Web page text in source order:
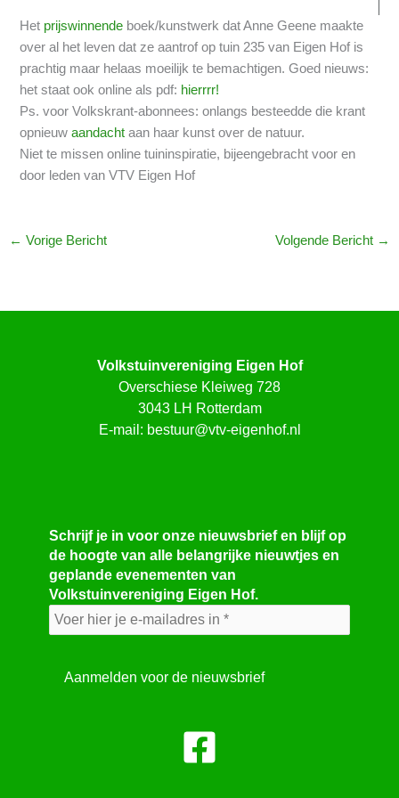
Het prijswinnende boek/kunstwerk dat Anne Geene maakte
over al het leven dat ze aantrof op tuin 235 van Eigen Hof is
prachtig maar helaas moeilijk te bemachtigen. Goed nieuws:
het staat ook online als pdf: hierrrr!
Ps. voor Volkskrant-abonnees: onlangs besteedde die krant
opnieuwaandacht aan haar kunst over de natuur.
Niet te missen online tuininspiratie, bijeengebracht voor en
door leden van VTV Eigen Hof
← Vorige Bericht Volgende Bericht →
Volkstuinvereniging Eigen Hof
Overschiese Kleiweg 728
3043 LH Rotterdam
E-mail: bestuur@vtv-eigenhof.nl
Schrijf je in voor onze nieuwsbrief en blijf op
de hoogte van alle belangrijke nieuwtjes en
geplande evenementen van
Volkstuinvereniging Eigen Hof.